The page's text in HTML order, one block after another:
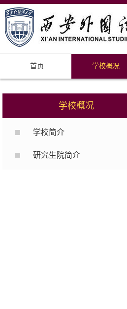
首页 学校概况
学校概况
学校简介
研究生院简介